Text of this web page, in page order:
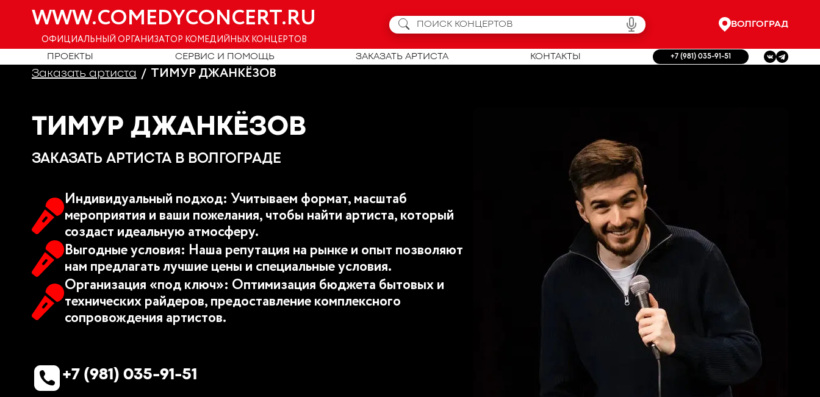
WWW.COMEDYCONCERT.RU
ОФИЦИАЛЬНЫЙ ОРГАНИЗАТОР КОМЕДИЙНЫХ КОНЦЕРТОВ
ВОЛГОГРАД
ПРОЕКТЫ СЕРВИС И ПОМОЩЬ ЗАКАЗАТЬ АРТИСТА КОНТАКТЫ +7 (981) 035-91-51
Заказать артиста ТИМУР ДЖАНКЁЗОВ
ТИМУР ДЖАНКЁЗОВ
ЗАКАЗАТЬ АРТИСТА В ВОЛГОГРАДE
Индивидуальный подход: Учитываем формат, масштаб
мероприятия и ваши пожелания, чтобы найти артиста, который
создаст идеальную атмосферу.
Выгодные условия: Наша репутация на рынке и опыт позволяют
нам предлагать лучшие цены и специальные условия.
Организация «под ключ»: Оптимизация бюджета бытовых и
технических райдеров, предоставление комплексного
сопровождения артистов.
+7 (981) 035-91-51